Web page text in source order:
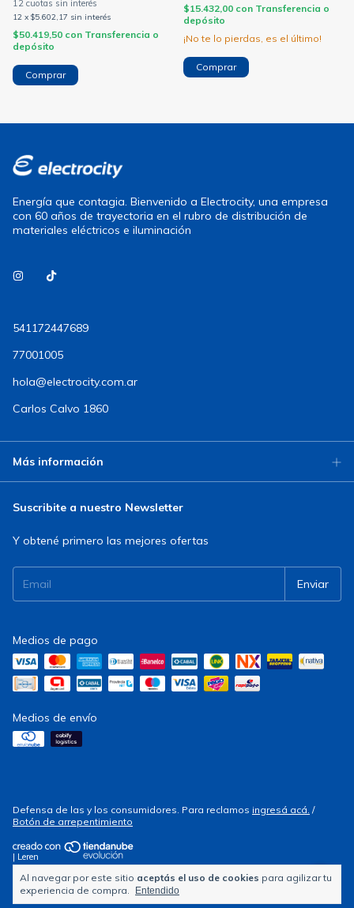
Al navegar por este sitio aceptás el uso de cookies para agilizar tu
experiencia de compra.
Entendido
12 x $5.602,17 sin interés
$50.419,50 con Transferencia o
depósito
$15.432,00 con Transferencia o
depósito
¡No te lo pierdas, es el último!
Energía que contagia. Bienvenido a Electrocity, una empresa
con 60 años de trayectoria en el rubro de distribución de
materiales eléctricos e iluminación
541172447689
77001005
hola@electrocity.com.ar
Carlos Calvo 1860
Más información
Suscribite a nuestro Newsletter
Y obtené primero las mejores ofertas
Medios de pago
Medios de envío
Defensa de las y los consumidores. Para reclamos ingresá acá. /
Botón de arrepentimiento
| Leren
Copyright Electrocity - 2026. Todos los derechos reservados.